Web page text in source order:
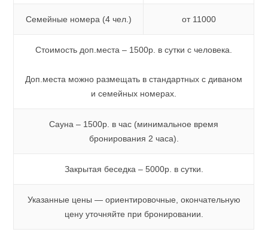
Семейные номера (4 чел.) от 11000
Стоимость доп.места – 1500р. в сутки с человека.
Доп.места можно размещать в стандартных с диваном
и семейных номерах.
Сауна – 1500р. в час (минимальное время
бронирования 2 часа).
Закрытая беседка – 5000р. в сутки.
Указанные цены — ориентировочные, окончательную
цену уточняйте при бронировании.